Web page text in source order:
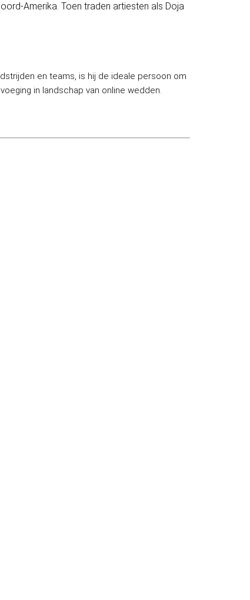
Amerika. Toen traden artiesten als Doja
en teams, is hij de ideale persoon om
in landschap van online wedden.